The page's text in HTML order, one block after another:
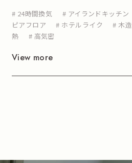
# 24時間換気 # アイランドキッチン
ピアフロア
# ホテルライク # 木造
熱
# 高気密
View more